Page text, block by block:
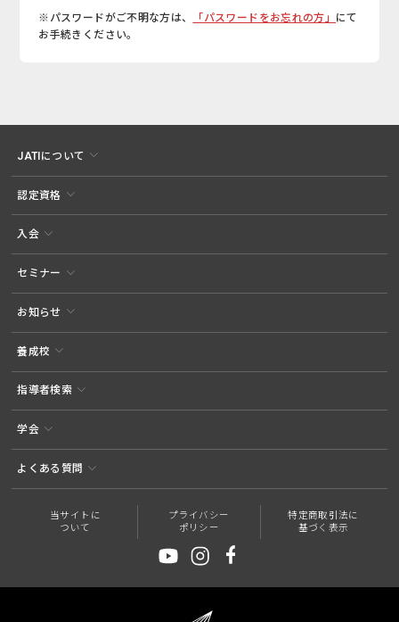
※パスワードがご不明な方は、 「パスワードをお忘れの方」 にて
お手続きください。
JATIについて
認定資格
入会
セミナー
お知らせ
養成校
指導者検索
学会
よくある質問
当サイトに
ついて
プライバシー
ポリシー
特定商取引法に
基づく表示